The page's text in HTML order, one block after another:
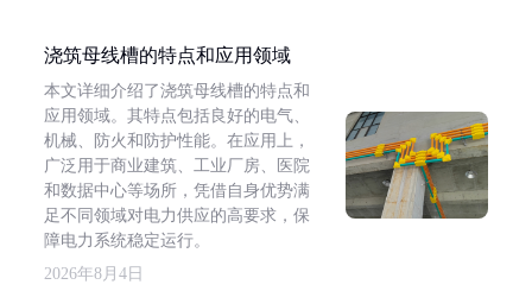
浇筑母线槽的特点和应用领域
本文详细介绍了浇筑母线槽的特点和
应用领域。其特点包括良好的电气、
机械、防火和防护性能。在应用上，
广泛用于商业建筑、工业厂房、医院
和数据中心等场所，凭借自身优势满
足不同领域对电力供应的高要求，保
障电力系统稳定运行。
2026年8月4日